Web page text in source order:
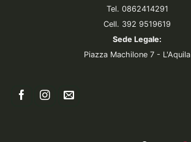
Tel. 0862414291
Cell. 392 9519619
Sede Legale:
Piazza Machilone 7 - L'Aquila